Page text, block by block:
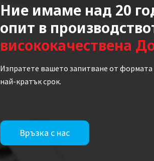
Ние имаме над 20
опит в
висококачествена
Изпратете вашето запитване от
най-кратък срок.
Връзка с нас